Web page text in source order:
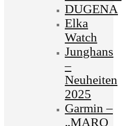
DUGENA
Elka
Watch
Junghans
–
Neuheiten
2025
Garmin –
„MARQ